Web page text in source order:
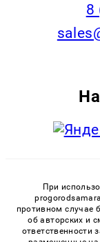
8
При
противном случае
об авторских и
ответственности